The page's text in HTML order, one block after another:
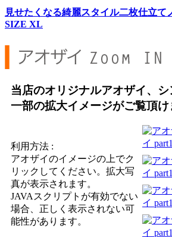
見せたくなる綺麗スタイル二枚仕立て
SIZE XL
当店のオリジナルアオザイ、
一部の拡大イメージがご覧頂け
利用方法 :
アオザイのイメージの上でク
リックしてください。拡大写
真が表示されます。
JAVAスクリプトが有効でない
場合、正しく表示されない可
能性があります。